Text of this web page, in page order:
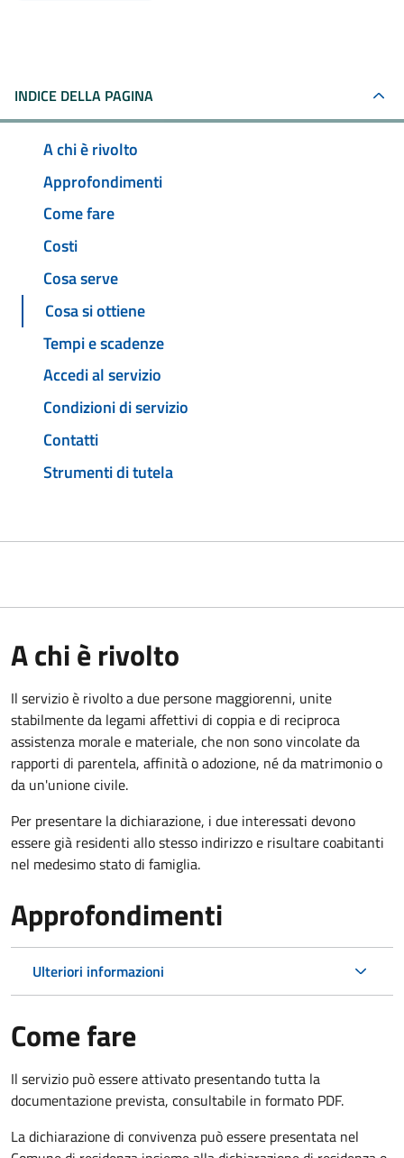
INDICE DELLA PAGINA
A chi è rivolto
Approfondimenti
Come fare
Costi
Cosa serve
Cosa si ottiene
Tempi e scadenze
Accedi al servizio
Condizioni di servizio
Contatti
Strumenti di tutela
A chi è rivolto
Il servizio è rivolto a due persone maggiorenni, unite
stabilmente da legami affettivi di coppia e di reciproca
assistenza morale e materiale, che non sono vincolate da
rapporti di parentela, affinità o adozione, né da matrimonio o
da un'unione civile.
Per presentare la dichiarazione, i due interessati devono
essere già residenti allo stesso indirizzo e risultare coabitanti
nel medesimo stato di famiglia.
Approfondimenti
Ulteriori informazioni
Come fare
Il servizio può essere attivato presentando tutta la
documentazione prevista, consultabile in formato PDF.
La dichiarazione di convivenza può essere presentata nel